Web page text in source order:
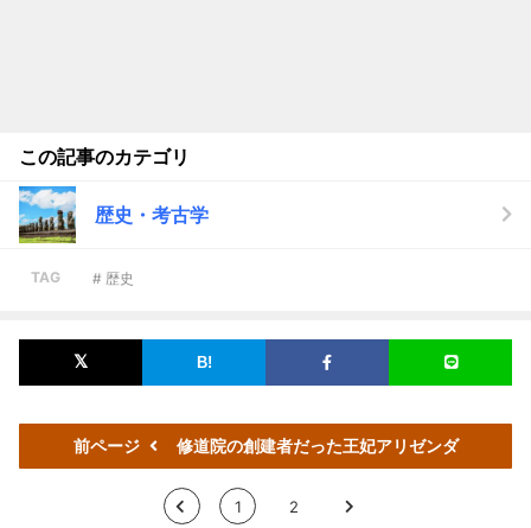
この記事のカテゴリ
歴史・考古学
TAG # 歴史
前ページ 修道院の創建者だった王妃アリゼンダ
< 1 2 >